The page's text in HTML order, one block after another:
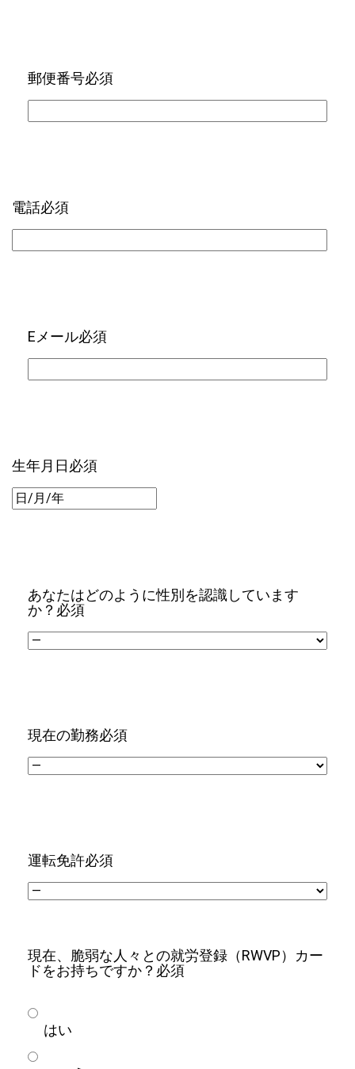
郵便番号必須
電話必須
Eメール必須
生年月日必須
DD/MM/YYYY
あなたはどのように性別を認識しています
か？ 必須
現在の勤務必須
運転免許必須
現在、脆弱な人々との就労登録（RWVP）カー
ドをお持ちですか？ 必須
はい